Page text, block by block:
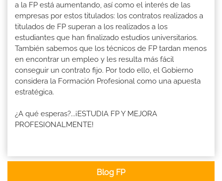
a la FP está aumentando, así como el interés de las
empresas por estos titulados: los contratos realizados a
titulados de FP superan a los realizados a los
estudiantes que han finalizado estudios universitarios.
También sabemos que los técnicos de FP tardan menos
en encontrar un empleo y les resulta más fácil
conseguir un contrato fijo. Por todo ello, el Gobierno
considera la Formación Profesional como una apuesta
estratégica.
¿A qué esperas?...¡ESTUDIA FP Y MEJORA
PROFESIONALMENTE!
Blog FP